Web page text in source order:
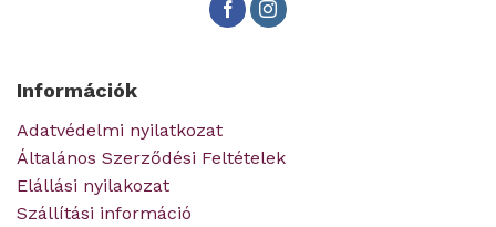
Információk
Adatvédelmi nyilatkozat
Általános Szerződési Feltételek
Elállási nyilakozat
Szállítási információ